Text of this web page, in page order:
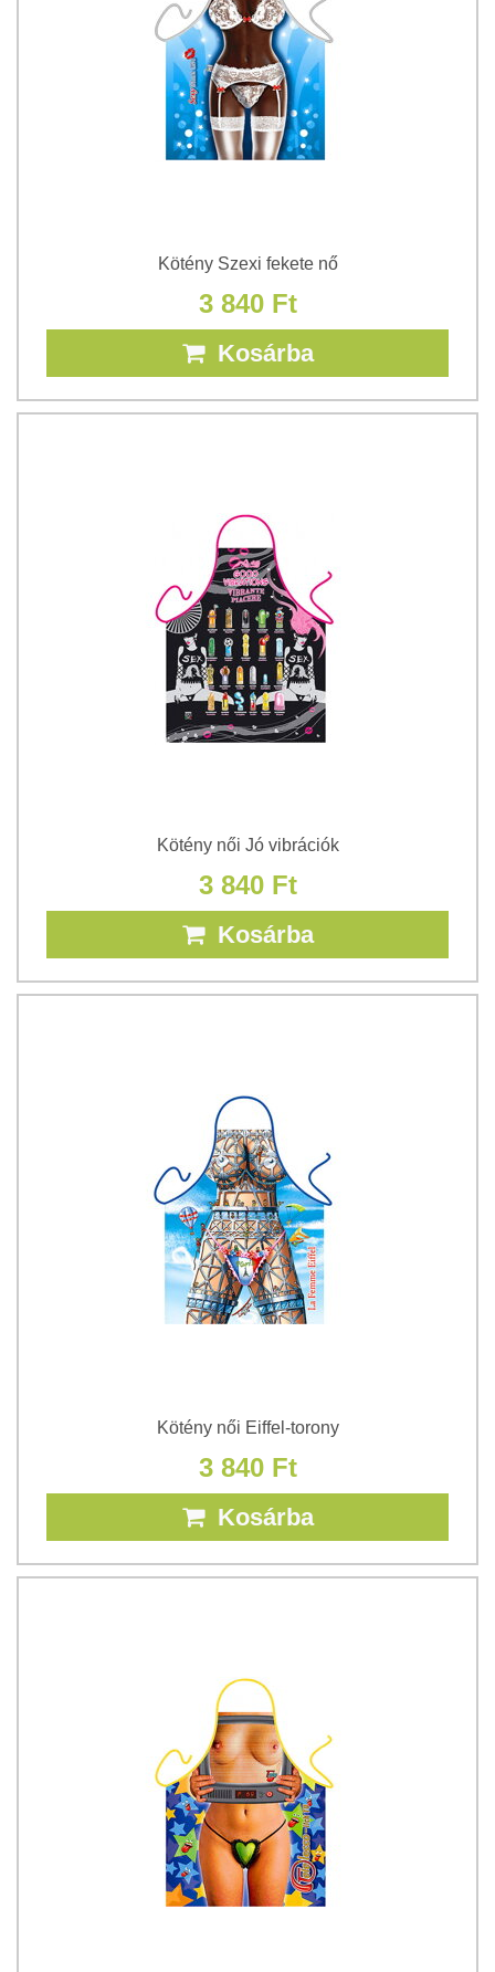
Kötény Szexi fekete nő
3 840 Ft
Kosárba
Kötény női Jó vibrációk
3 840 Ft
Kosárba
Kötény női Eiffel-torony
3 840 Ft
Kosárba